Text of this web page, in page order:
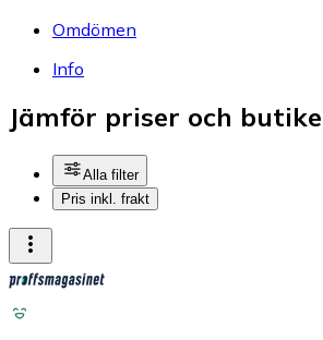
Omdömen
Info
Jämför priser och
Alla filter
Pris inkl. frakt